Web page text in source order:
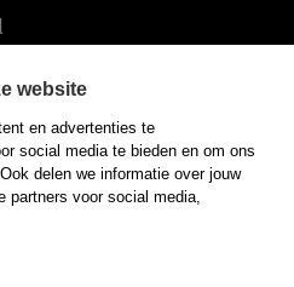
website
en advertenties te
social media te bieden en om ons
delen we informatie over jouw
partners voor social media,